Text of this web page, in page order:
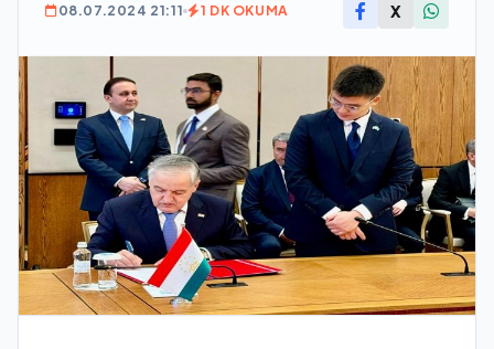
08.07.2024 21:11 1 DK OKUMA X